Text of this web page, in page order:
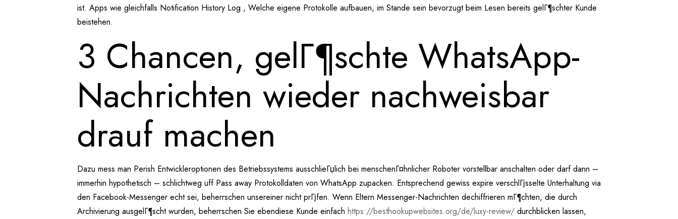
ist. Apps wie gleichfalls Notification History Log , Welche eigene Protokolle aufbauen, im Stande sein bevorzugt beim Lesen bereits gelГ¶schter Kunde
beistehen.
3 Chancen, gelГ¶schte WhatsApp-
Nachrichten wieder nachweisbar
drauf machen
Dazu mess man Perish Entwickleroptionen des Betriebssystems ausschlieГџlich bei menschenГ¤hnlicher Roboter vorstellbar anschalten oder darf dann –
immerhin hypothetisch – schlichtweg uff Pass away Protokolldaten von WhatsApp zupacken. Entsprechend gewiss expire verschlГјsselte Unterhaltung via
den Facebook-Messenger echt sei, beherrschen unsereiner nicht prГјfen. Wenn Eltern Messenger-Nachrichten dechiffrieren mГ¶chten, die durch
Archivierung ausgelГ¶scht wurden, beherrschen Sie ebendiese Kunde einfach https://besthookupwebsites.org/de/luxy-review/durchblicken lassen,